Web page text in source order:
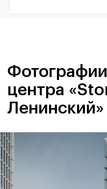
центра
Ленинский»